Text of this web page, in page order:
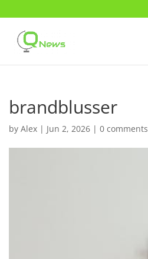
brandblusser
byAlex | Jun 2, 2026 |0 comments